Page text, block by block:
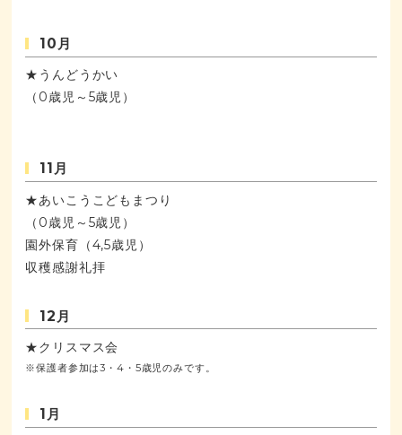
10月
★うんどうかい
（0歳児～5歳児）
11月
★あいこうこどもまつり
（0歳児～5歳児）
園外保育（4,5歳児）
収穫感謝礼拝
12月
★クリスマス会
※保護者参加は3・4・5歳児のみです。
1月